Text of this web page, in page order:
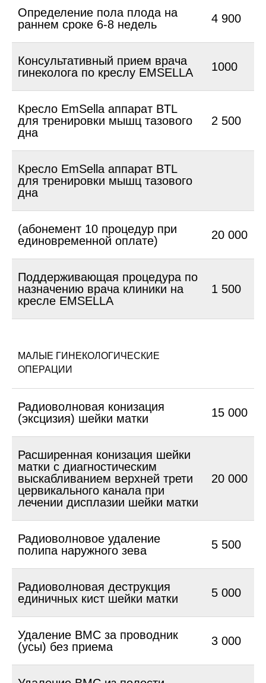
Определение пола плода на
раннем сроке 6-8 недель
4 900
Консультативный прием врача
гинеколога по креслу EMSELLA
1000
Кресло EmSella аппарат BTL
для тренировки мышц тазового
дна
2 500
Кресло EmSella аппарат BTL
для тренировки мышц тазового
дна
(абонемент 10 процедур при
единовременной оплате)
20 000
Поддерживающая процедура по
назначению врача клиники на
кресле EMSELLA
1 500
МАЛЫЕ ГИНЕКОЛОГИЧЕСКИЕ
ОПЕРАЦИИ
Радиоволновая конизация
(эксцизия) шейки матки
15 000
Расширенная конизация шейки
матки с диагностическим
выскабливанием верхней трети
цервикального канала при
лечении дисплазии шейки матки
20 000
Радиоволновое удаление
полипа наружного зева
5 500
Радиоволновая деструкция
единичных кист шейки матки
5 000
Удаление ВМС за проводник
(усы) без приема
3 000